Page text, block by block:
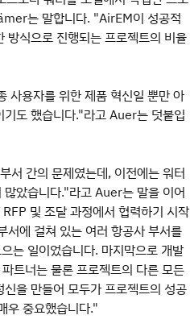
는 말합니다. "AirEM이 성공적
방식으로 진행되는 프로젝트의 비율
용자를 위한 제품 혁신일 뿐만 아
기도 했습니다."라고 Auer는 덧붙입
서 간의 문제였는데, 이전에는 워터
았습니다."라고 Auer는 말을 이어
및 조달 과정에서 협력하기 시작
서에 걸쳐 있는 여러 항공사 부서를
는 일이었습니다. 마지막으로 개발
트너는 물론 프로젝트의 다른 모든
을 만들어 모두가 프로젝트의 성공
우 중요했습니다."